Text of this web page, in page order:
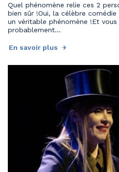
Quel phénomène relie ces 2
bien sûr !Oui, la célèbre
un véritable phénomène !Et vous
probablement...
En savoir plus